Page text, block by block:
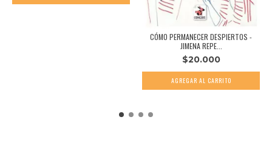
CÓMO PERMANECER DESPIERTOS -
JIMENA REPE...
$20.000